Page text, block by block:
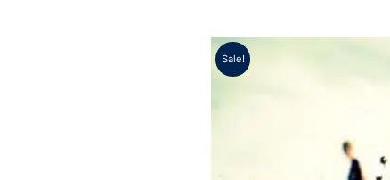
Sale!